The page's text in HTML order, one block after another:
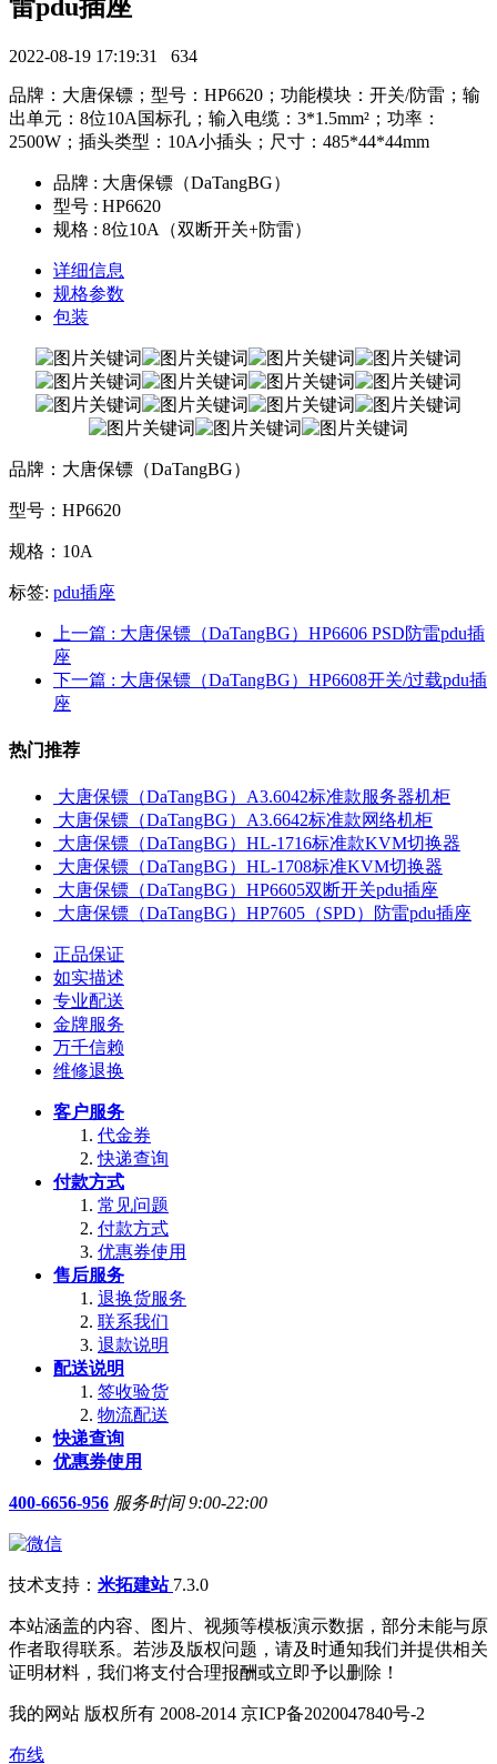
雷pdu插座
2022-08-19 17:19:31 634
品牌：大唐保镖；型号：HP6620；功能模块：开关/防雷；输
出单元：8位10A国标孔；输入电缆：3*1.5mm²；功率：
2500W；插头类型：10A小插头；尺寸：485*44*44mm
品牌 : 大唐保镖（DaTangBG）
型号 : HP6620
规格 : 8位10A（双断开关+防雷）
详细信息
规格参数
包装
品牌：大唐保镖（DaTangBG）
型号：HP6620
规格：10A
标签: pdu插座
上一篇 : 大唐保镖（DaTangBG）HP6606 PSD防雷pdu插
座
下一篇 : 大唐保镖（DaTangBG）HP6608开关/过载pdu插
座
热门推荐
大唐保镖（DaTangBG）A3.6042标准款服务器机柜
大唐保镖（DaTangBG）A3.6642标准款网络机柜
大唐保镖（DaTangBG）HL-1716标准款KVM切换器
大唐保镖（DaTangBG）HL-1708标准KVM切换器
大唐保镖（DaTangBG）HP6605双断开关pdu插座
大唐保镖（DaTangBG）HP7605（SPD）防雷pdu插座
正品保证
如实描述
专业配送
金牌服务
万千信赖
维修退换
客户服务
代金券
快递查询
付款方式
常见问题
付款方式
优惠券使用
售后服务
退换货服务
联系我们
退款说明
配送说明
签收验货
物流配送
快递查询
优惠券使用
400-6656-956 服务时间 9:00-22:00
技术支持： 米拓建站 7.3.0
本站涵盖的内容、图片、视频等模板演示数据，部分未能与原
作者取得联系。若涉及版权问题，请及时通知我们并提供相关
证明材料，我们将支付合理报酬或立即予以删除！
我的网站 版权所有 2008-2014 京ICP备2020047840号-2
布线